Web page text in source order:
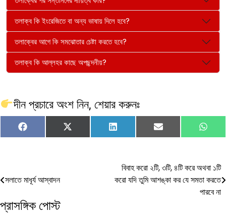
তলাক্ব কি ইংরেজিতে বা অন্য ভাষায় দিলে হবে?
তলাক্বের আগে কি সমঝোতার চেষ্টা করতে হবে?
তলাক্ব কি আল্লহর কাছে অপছন্দনীয়?
দীন প্রচারে অংশ নিন, শেয়ার করুনঃ
Share
on
Facebook Share
on
X
(Twitter)
Share
on
LinkedIn Share
on
Email
on
navigation
সলাতে মাধূর্য আস্বাদন
বিবাহ করো ২টি, ৩টি, ৪টি করে অথবা ১টি
করো যদি তুমি আশঙ্কা কর যে সমতা করতে
পারবে না
প্রাসঙ্গিক পোস্ট